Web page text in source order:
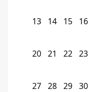
13 14 15 16
20 21 22 23
27 28 29 30